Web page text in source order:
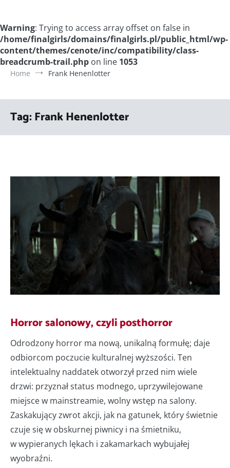
Warning: Trying to access array offset on false in
/home/finalgirls/domains/finalgirls.pl/public_html/wp-
content/themes/cenote/inc/compatibility/class-
breadcrumb-trail.php on line 1053
Home Frank Henenlotter
Tag:Frank Henenlotter
Horror salonowy, czyli posthorror
Odrodzony horror ma nową, unikalną formułę; daje
odbiorcom poczucie kulturalnej wyższości. Ten
intelektualny naddatek otworzył przed nim wiele
drzwi: przyznał status modnego, uprzywilejowane
miejsce w mainstreamie, wolny wstęp na salony.
Zaskakujący zwrot akcji, jak na gatunek, który świetnie
czuje się w obskurnej piwnicy i na śmietniku,
w wypieranych lękach i zakamarkach wybujałej
wyobraźni.